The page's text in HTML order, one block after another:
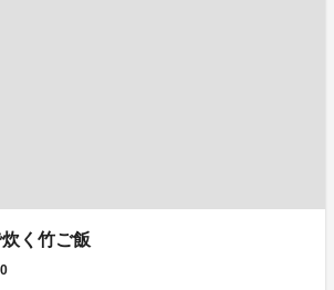
炊く竹ご飯